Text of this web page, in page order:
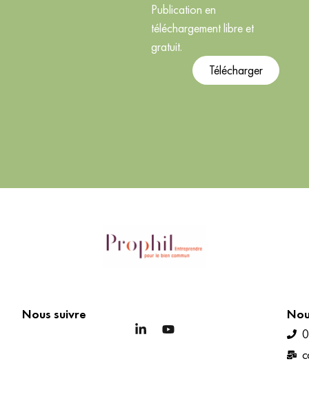
Publication en
téléchargement libre et
gratuit.
Télécharger
Nous suivre